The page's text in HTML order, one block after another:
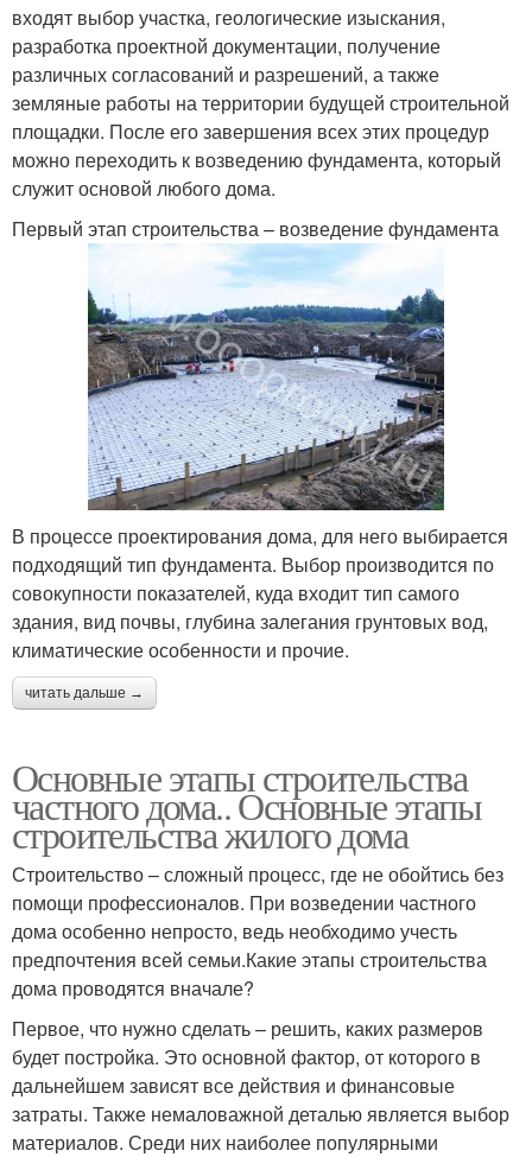
входят выбор участка, геологические изыскания,
разработка проектной документации, получение
различных согласований и разрешений, а также
земляные работы на территории будущей строительной
площадки. После его завершения всех этих процедур
можно переходить к возведению фундамента, который
служит основой любого дома.
Первый этап строительства – возведение фундамента
В процессе проектирования дома, для него выбирается
подходящий тип фундамента. Выбор производится по
совокупности показателей, куда входит тип самого
здания, вид почвы, глубина залегания грунтовых вод,
климатические особенности и прочие.
читать дальше →
Основные этапы строительства
частного дома.. Основные этапы
строительства жилого дома
Строительство – сложный процесс, где не обойтись без
помощи профессионалов. При возведении частного
дома особенно непросто, ведь необходимо учесть
предпочтения всей семьи.Какие этапы строительства
дома проводятся вначале?
Первое, что нужно сделать – решить, каких размеров
будет постройка. Это основной фактор, от которого в
дальнейшем зависят все действия и финансовые
затраты. Также немаловажной деталью является выбор
материалов. Среди них наиболее популярными